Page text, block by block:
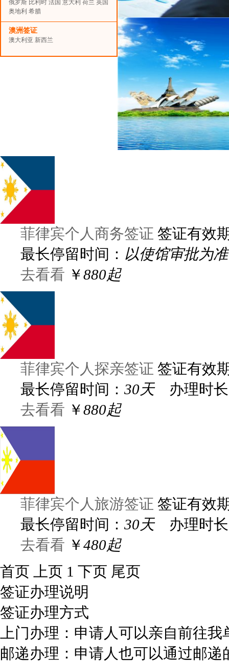
俄罗斯 比利时 法国 意大利 荷兰 英国
奥地利 希腊
澳洲签证
澳大利亚 新西兰
菲律宾个人商务签证 签证有效
最长停留时间： 以使馆审批为准
去看看 ￥880起
菲律宾个人探亲签证 签证有效
最长停留时间： 30天办理时长
去看看 ￥880起
菲律宾个人旅游签证 签证有效
最长停留时间： 30天办理时长
去看看 ￥480起
首页
上页 1 下页 尾页
签证办理说明
签证办理方式
上门办理：申请人可以亲自前往
邮递办理：申请人也可以通过邮